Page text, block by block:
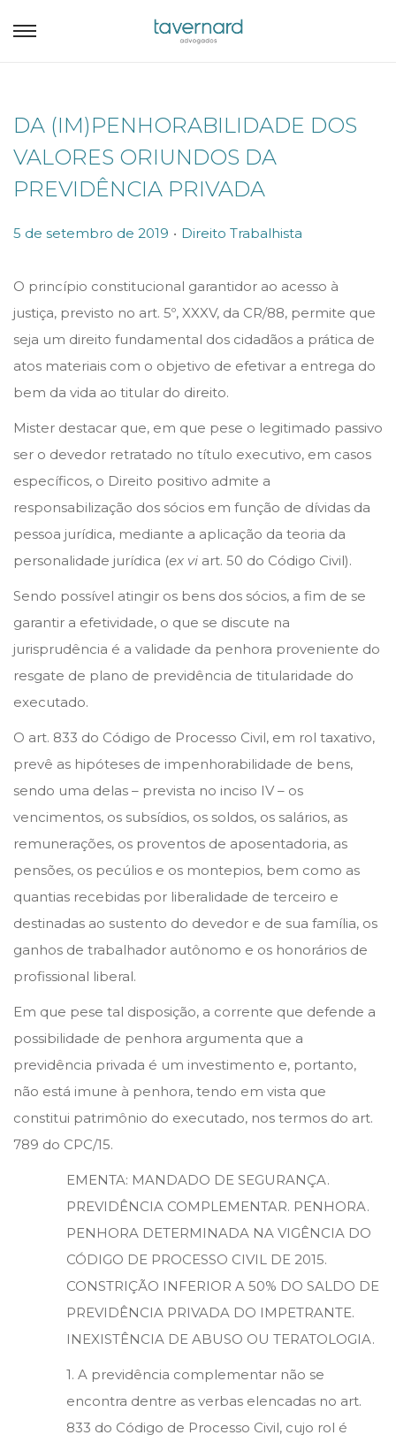
DA (IM)PENHORABILIDADE DOS
VALORES ORIUNDOS DA
PREVIDÊNCIA PRIVADA
P
s
t
e
d
o
5 de setembro de 2019 . P
s
t
e
d
Direito Trabalhista
O princípio constitucional garantidor ao acesso à
justiça, previsto no art. 5º, XXXV, da CR/88, permite que
seja um direito fundamental dos cidadãos a prática de
atos materiais com o objetivo de efetivar a entrega do
bem da vida ao titular do direito.
Mister destacar que, em que pese o legitimado passivo
ser o devedor retratado no título executivo, em casos
específicos, o Direito positivo admite a
responsabilização dos sócios em função de dívidas da
pessoa jurídica, mediante a aplicação da teoria da
personalidade jurídica (ex vi art. 50 do Código Civil).
Sendo possível atingir os bens dos sócios, a fim de se
garantir a efetividade, o que se discute na
jurisprudência é a validade da penhora proveniente do
resgate de plano de previdência de titularidade do
executado.
O art. 833 do Código de Processo Civil, em rol taxativo,
prevê as hipóteses de impenhorabilidade de bens,
sendo uma delas – prevista no inciso IV – os
vencimentos, os subsídios, os soldos, os salários, as
remunerações, os proventos de aposentadoria, as
pensões, os pecúlios e os montepios, bem como as
quantias recebidas por liberalidade de terceiro e
destinadas ao sustento do devedor e de sua família, os
ganhos de trabalhador autônomo e os honorários de
profissional liberal.
Em que pese tal disposição, a corrente que defende a
possibilidade de penhora argumenta que a
previdência privada é um investimento e, portanto,
não está imune à penhora, tendo em vista que
constitui patrimônio do executado, nos termos do art.
789 do CPC/15.
EMENTA: MANDADO DE SEGURANÇA.
PREVIDÊNCIA COMPLEMENTAR. PENHORA.
PENHORA DETERMINADA NA VIGÊNCIA DO
CÓDIGO DE PROCESSO CIVIL DE 2015.
CONSTRIÇÃO INFERIOR A 50% DO SALDO DE
PREVIDÊNCIA PRIVADA DO IMPETRANTE.
INEXISTÊNCIA DE ABUSO OU TERATOLOGIA.
1. A previdência complementar não se
encontra dentre as verbas elencadas no art.
833 do Código de Processo Civil, cujo rol é